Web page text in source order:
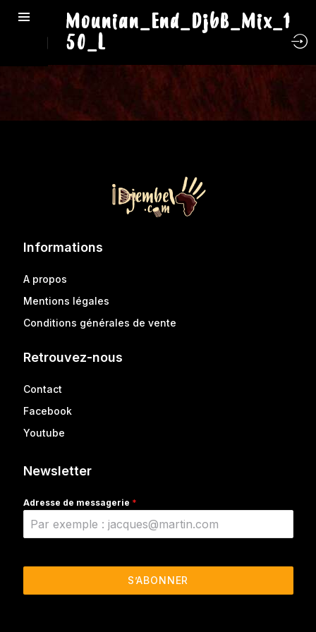
Mounian_End_DjbB_Mix_1
50_L
Informations
A propos
Mentions légales
Conditions générales de vente
Retrouvez-nous
Contact
Facebook
Youtube
Newsletter
Adresse de messagerie *
S’ABONNER